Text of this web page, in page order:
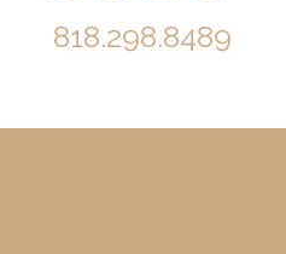
818.298.8489